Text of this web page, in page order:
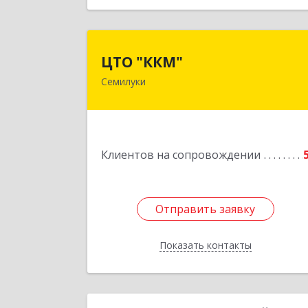
ЦТО "ККМ"
Семилуки
Клиентов на сопровождении
Отправить заявку
Показать контакты
Отправить заявку
Назад